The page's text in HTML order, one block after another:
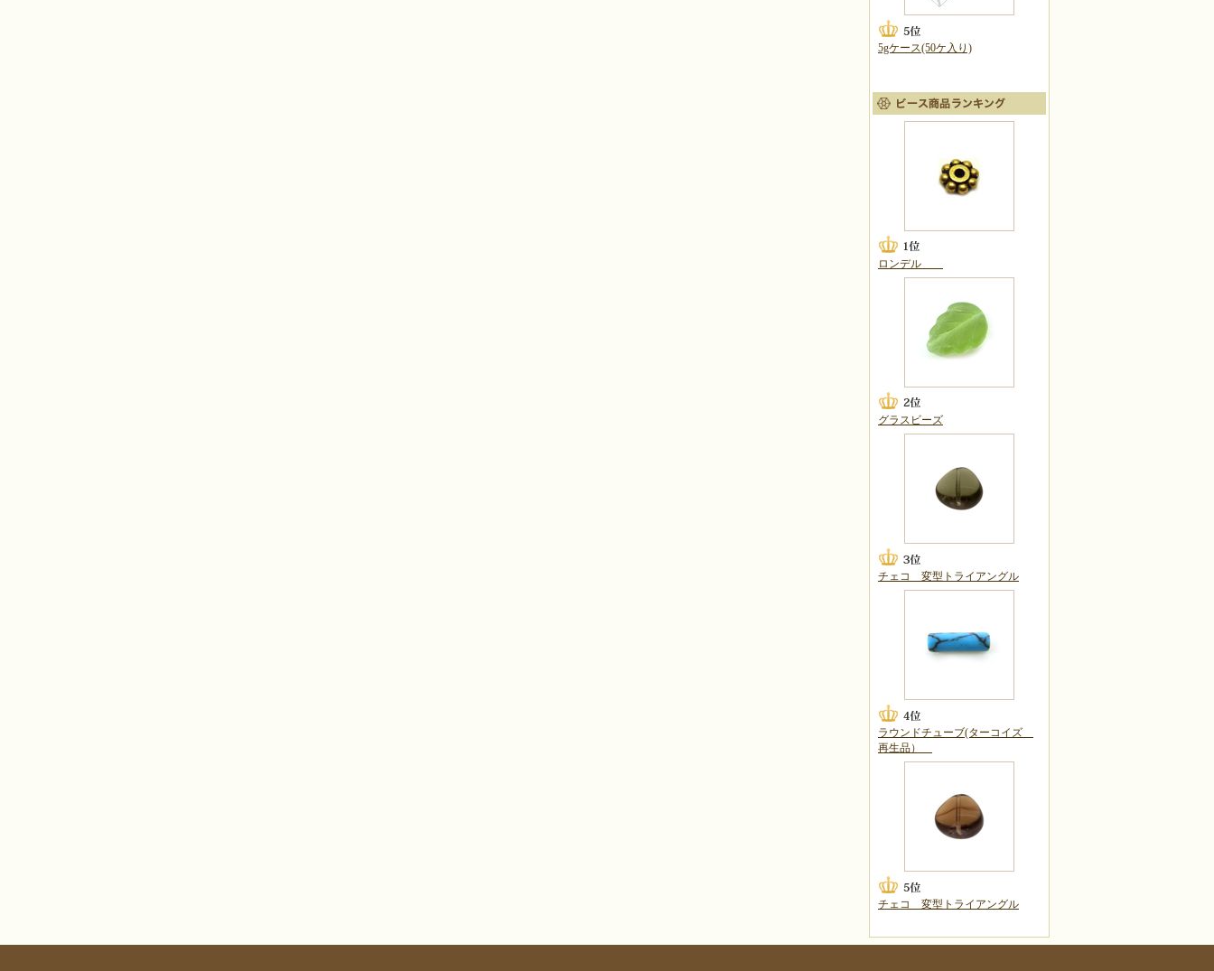
5gケース(50ケ入り)
ロンデル
グラスビーズ
チェコ 変型トライアングル
ラウンドチューブ(ターコイズ
再生品）
チェコ 変型トライアングル